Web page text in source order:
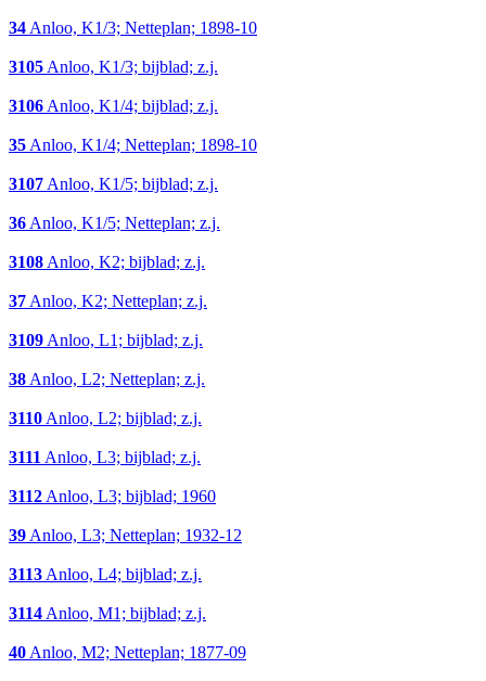
34Anloo, K1/3; Netteplan; 1898-10
3105Anloo, K1/3; bijblad; z.j.
3106Anloo, K1/4; bijblad; z.j.
35Anloo, K1/4; Netteplan; 1898-10
3107Anloo, K1/5; bijblad; z.j.
36Anloo, K1/5; Netteplan; z.j.
3108Anloo, K2; bijblad; z.j.
37Anloo, K2; Netteplan; z.j.
3109Anloo, L1; bijblad; z.j.
38Anloo, L2; Netteplan; z.j.
3110Anloo, L2; bijblad; z.j.
3111Anloo, L3; bijblad; z.j.
3112Anloo, L3; bijblad; 1960
39Anloo, L3; Netteplan; 1932-12
3113Anloo, L4; bijblad; z.j.
3114Anloo, M1; bijblad; z.j.
40Anloo, M2; Netteplan; 1877-09